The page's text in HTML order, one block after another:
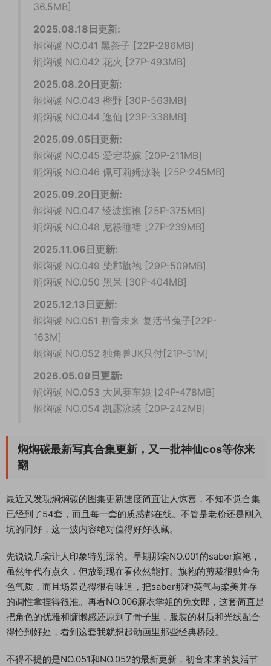
36.5MB]
2025.08.18日更新:
焖焖碳 NO.041 黑茶子 [22P-286MB]
焖焖碳 NO.042 花火 [27P-493MB]
2025.08.20日更新:
焖焖碳 NO.043 樫野 [30P-563MB]
焖焖碳 NO.044 逸仙 [23P-338MB]
2025.09.05日更新:
焖焖碳 NO.045 爱宕花嫁 [20P-211MB]
焖焖碳 NO.046 佩可莉姆泳装 [25P-245MB]
2025.09.20日更新:
焖焖碳 NO.047 绫波旗袍 [25P-375MB]
焖焖碳 NO.048 尼禄睡裙 [27P-239MB]
2025.11.06日更新:
焖焖碳 NO.049 柴郡旗袍 [29P-509MB]
焖焖碳 NO.050 黑呆 [30P-404MB]
2025.12.13 日更新:
焖焖碳 NO.051 初音未来 复活节兔子[22P-
163M]
焖焖碳 NO.052 独角兽JK只付[21P-51M]
2026.05.09 日更新:
焖焖碳 NO.053 大凤赛车娘 [24P-478MB]
焖焖碳 NO.054 凯露泳装 [20P-242MB]
焖焖碳最新写真合集更新，又一批神仙cos等你来
翻
最近又发现焖焖碳的图集更新速度简直让人惊喜，不知不觉合集
已经到了54套，而且每一套的质感都在线。不管是老粉还是刚入
坑的同好，这一波内容绝对值得好好收藏。
先说说几套让人印象特别深的。早期那套NO.001的saber旗袍，
虽然年代有点久，但放到现在看依然能打。旗袍的剪裁很贴合角
色气质，而且场景选得很有味道，把saber那种英气与柔美并存
的调性拿捏得很准。再看NO.006麻衣学姐的兔女郎，这套简直是
把角色的优雅和慵懒感还原到了骨子里，服装的材质和光线配合
得恰到好处，看到这套我就想起动画里那些经典桥段。
不得不提的是NO.051和NO.052的最新更新，初音未来的复活节